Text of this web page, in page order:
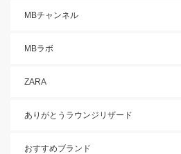
MBチャンネル
MBラボ
ZARA
ありがとうラウンジリザード
おすすめブランド